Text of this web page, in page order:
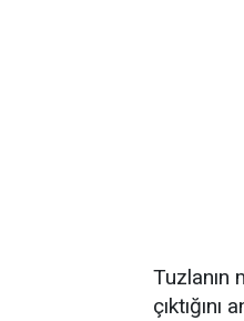
Tuzlanın